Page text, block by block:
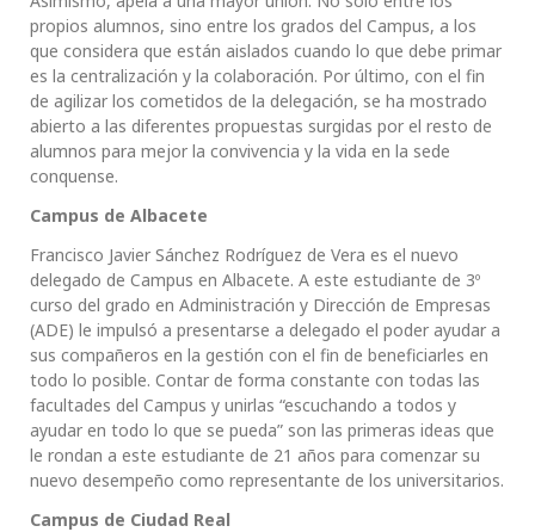
propios alumnos, sino entre los grados del Campus, a los
que considera que están aislados cuando lo que debe primar
es la centralización y la colaboración. Por último, con el fin
de agilizar los cometidos de la delegación, se ha mostrado
abierto a las diferentes propuestas surgidas por el resto de
alumnos para mejor la convivencia y la vida en la sede
conquense.
Campus de Albacete
Francisco Javier Sánchez Rodríguez de Vera es el nuevo
delegado de Campus en Albacete. A este estudiante de 3º
curso del grado en Administración y Dirección de Empresas
(ADE) le impulsó a presentarse a delegado el poder ayudar a
sus compañeros en la gestión con el fin de beneficiarles en
todo lo posible. Contar de forma constante con todas las
facultades del Campus y unirlas “escuchando a todos y
ayudar en todo lo que se pueda” son las primeras ideas que
le rondan a este estudiante de 21 años para comenzar su
nuevo desempeño como representante de los universitarios.
Campus de Ciudad Real